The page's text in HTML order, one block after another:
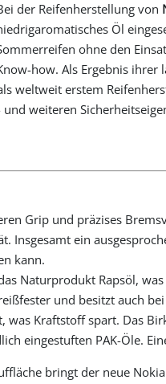
der Reifenherstellung von
Öl
ohne den
how. Als Ergebnis ihrer
weltweit erstem
weiteren
Grip und präzises
Insgesamt ein
kann.
Naturprodukt Rapsöl,
und besitzt auch
was Kraftstoff spart. Das
eingestuften PAK-Öle.
bringt der neue